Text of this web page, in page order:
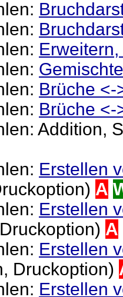
Brüche <-
Brüche <-
Addition,
Erstellen
A
Erstellen
A
Erstellen
Druckoption)
Erstellen